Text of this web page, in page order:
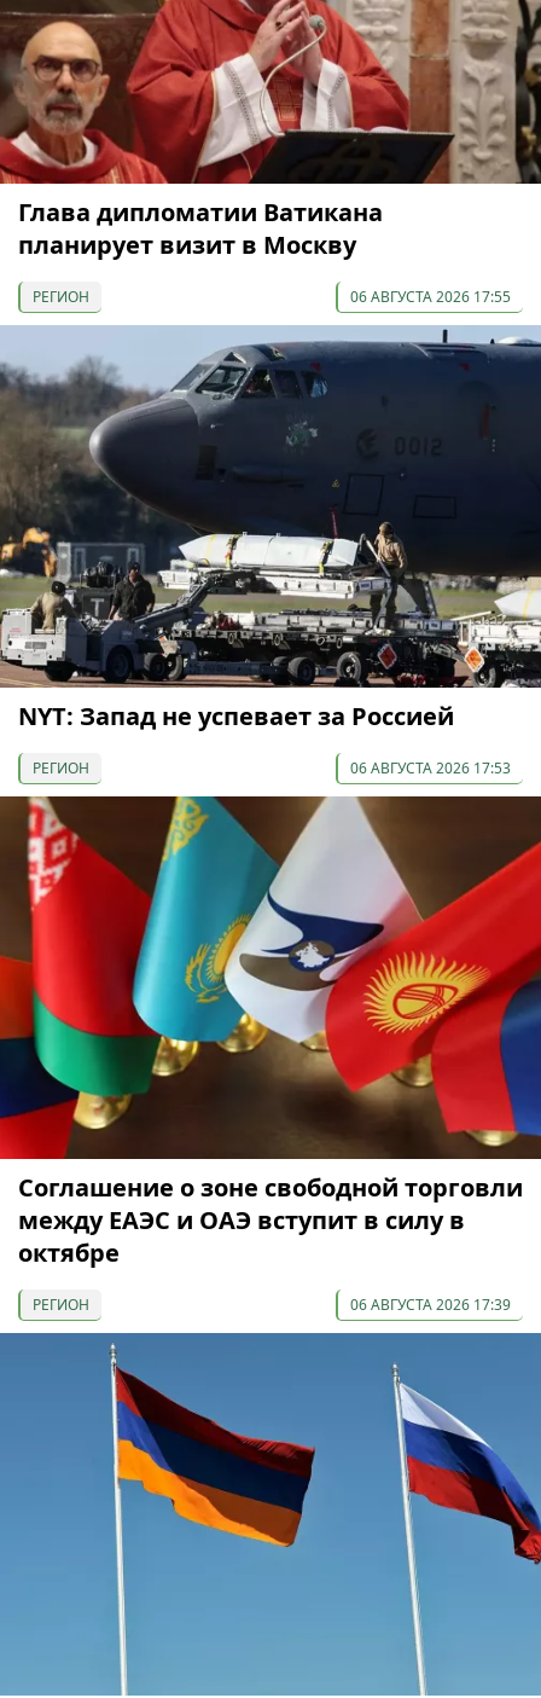
Глава дипломатии Ватикана
планирует визит в Москву
РЕГИОН 06 АВГУСТА 2026 17:55
NYT: Запад не успевает за Россией
РЕГИОН 06 АВГУСТА 2026 17:53
Соглашение о зоне свободной торговли
между ЕАЭС и ОАЭ вступит в силу в
октябре
РЕГИОН 06 АВГУСТА 2026 17:39